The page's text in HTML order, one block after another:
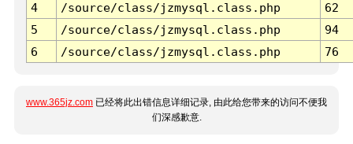
4
/source/class/jzmysql.class.php
62
5
/source/class/jzmysql.class.php
94
6
/source/class/jzmysql.class.php 76
www.365jz.com 已经将此出错信息详细记录, 由此给您带来的访问不便我
们深感歉意.